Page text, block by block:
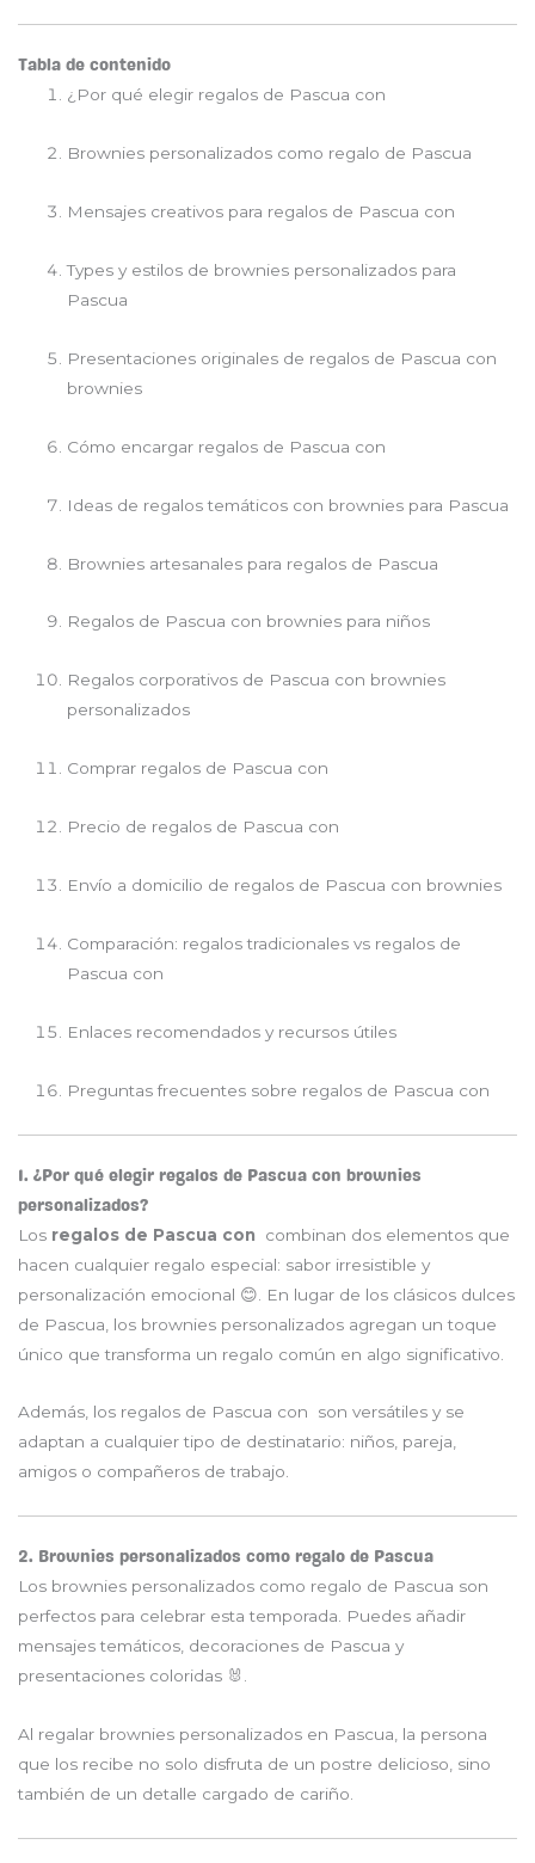
Tabla de contenido
¿Por qué elegir regalos de Pascua con
Brownies personalizados como regalo de Pascua
Mensajes creativos para regalos de Pascua con
Types y estilos de brownies personalizados para
Pascua
Presentaciones originales de regalos de Pascua con
brownies
Cómo encargar regalos de Pascua con
Ideas de regalos temáticos con brownies para Pascua
Brownies artesanales para regalos de Pascua
Regalos de Pascua con brownies para niños
Regalos corporativos de Pascua con brownies
personalizados
Comprar regalos de Pascua con
Precio de regalos de Pascua con
Envío a domicilio de regalos de Pascua con brownies
Comparación: regalos tradicionales vs regalos de
Pascua con
Enlaces recomendados y recursos útiles
Preguntas frecuentes sobre regalos de Pascua con
1. ¿Por qué elegir regalos de Pascua con brownies
personalizados?
Los regalos de Pascua con
combinan dos elementos que
hacen cualquier regalo especial: sabor irresistible y
personalización emocional 😊. En lugar de los clásicos dulces
de Pascua, los brownies personalizados agregan un toque
único que transforma un regalo común en algo significativo.
Además, los regalos de Pascua con son versátiles y se
adaptan a cualquier tipo de destinatario: niños, pareja,
amigos o compañeros de trabajo.
2. Brownies personalizados como regalo de Pascua
Los brownies personalizados como regalo de Pascua son
perfectos para celebrar esta temporada. Puedes añadir
mensajes temáticos, decoraciones de Pascua y
presentaciones coloridas 🐰.
Al regalar brownies personalizados en Pascua, la persona
que los recibe no solo disfruta de un postre delicioso, sino
también de un detalle cargado de cariño.